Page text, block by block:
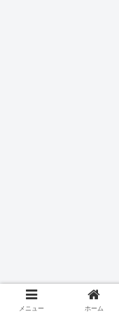
メニュー ホーム